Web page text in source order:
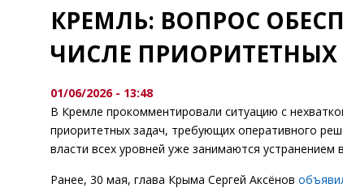
КРЕМЛЬ: ВОПРОС
ЧИСЛЕ ПРИОРИТЕТНЫХ
01/06/2026 - 13:48
В Кремле прокомментировали ситуацию с
приоритетных задач, требующих оперативного
власти всех уровней уже занимаются устранением
Ранее, 30 мая, глава Крыма Сергей Аксёнов